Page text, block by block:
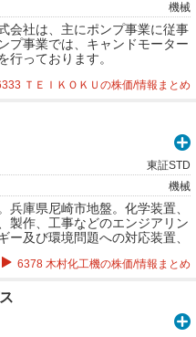
機械
会社は、主にポンプ事業に従事
プ事業では、キャンドモーター
行っております。
ＴＥＩＫＯＫＵの株価/情報まとめ
東証STD
機械
庫県尼崎市地盤。化学装置、
製作、工事などのエンジアリン
ー及び環境問題への対応装置、
ンスの化工機事業など。
6378 木村化工機の株価/情報まとめ